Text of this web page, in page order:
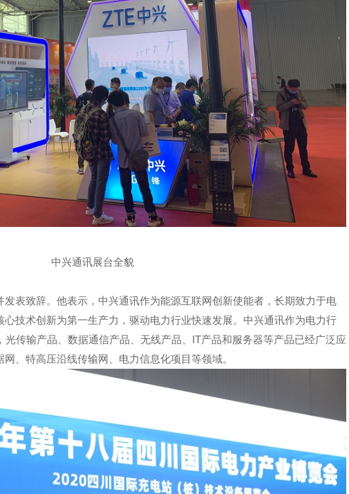
中兴通讯展台全貌
表致辞。他表示，中兴通讯作为能源互联网创新使能者，长期致力于电
技术创新为第一生产力，驱动电力行业快速发展。中兴通讯作为电力行
传输产品、数据通信产品、无线产品、IT产品和服务器等产品已经广泛应
、特高压沿线传输网、电力信息化项目等领域。